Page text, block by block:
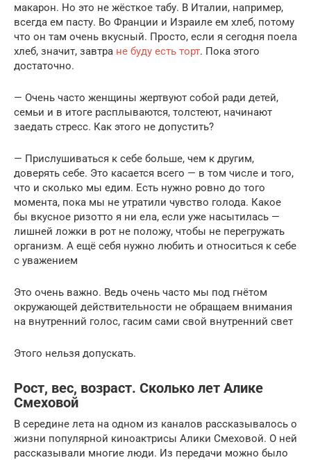
макарон. Но это не жёсткое табу. В Италии, например,
всегда ем пасту. Во Франции и Израиле ем хлеб, потому
что он там очень вкусный. Просто, если я сегодня поела
хлеб, значит, завтра не буду есть торт. Пока этого
достаточно.
— Очень часто женщины жертвуют собой ради детей,
семьи и в итоге расплываются, толстеют, начинают
заедать стресс. Как этого не допустить?
— Прислушиваться к себе больше, чем к другим,
доверять себе. Это касается всего — в том числе и того,
что и сколько мы едим. Есть нужно ровно до того
момента, пока мы не утратили чувство голода. Какое
бы вкусное ризотто я ни ела, если уже насытилась —
лишней ложки в рот не положу, чтобы не перегружать
организм. А ещё себя нужно любить и относиться к себе
с уважением
Это очень важно. Ведь очень часто мы под гнётом
окружающей действительности не обращаем внимания
на внутренний голос, гасим сами свой внутренний свет
Этого нельзя допускать.
Рост, вес, возраст. Сколько лет Алике
Смеховой
В середине лета на одном из каналов рассказывалось о
жизни популярной киноактрисы Алики Смеховой. О ней
рассказывали многие люди. Из передачи можно было